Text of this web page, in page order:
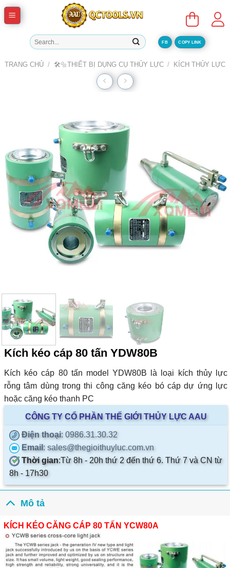
Skip
Tìm
kiếm:
FB COPY LINK
TRANG CHỦ / 🛠️🔩THIẾT BỊ DỤNG CỤ THỦY LỰC / KÍCH THỦY LỰC
Kích kéo cáp 80 tấn YDW80B
Kích kéo cáp 80 tấn model YDW80B là loại kích thủy lực
rỗng tâm dùng trong thi công căng kéo bó cáp dự ứng lực
hoặc căng kéo thanh PC
CÔNG TY CỔ PHẦN THẾ GIỚI THỦY LỰC AAU
Điện thoại: 0986.31.30.32
Email: sales@thegioithuyluc.com.vn
Thời gian:Từ 8h - 20h thứ 2 đến thứ 6. Thứ 7 và CN từ
8h - 17h30
Mô tả
KÍCH KÉO CĂNG CÁP 80 TẤN YCW80A